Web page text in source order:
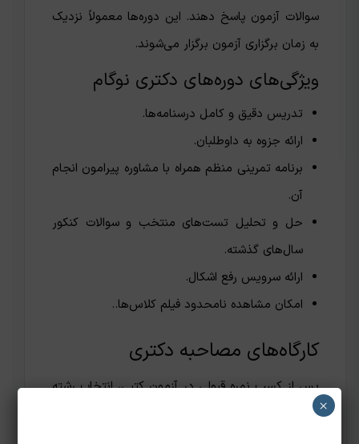
سوالات آزمون پاسخ دهند. این دوره‌ها معمولاً نزدیک
به زمان برگزاری آزمون برگزار می‌شوند.
ویژگی‌های دوره‌های دکتری نوگام
تدریس دقیق و کامل درسنامه‌ها.
ارائه جزوه به داوطلبان.
برنامه تمرینی منظم همراه با مشاوره پیرامون انجام
آن.
حل و تحلیل تست‌های منتخب و سوالات کنکور
سال‌های گذشته.
ارائه سرویس رفع اشکال.
امکان مشاهده نامحدود فیلم کلاس‌ها..
کارگاه‌های مصاحبه دکتری
پس از کسب نمره قبولی در آزمون کتبی، انتخاب رشته
و مصاحبه نقش تعیین‌کننده‌ای در پذیرش نهایی×